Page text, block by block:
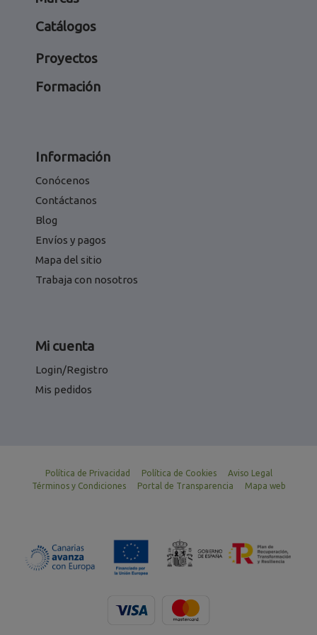
Catálogos
Proyectos
Formación
Información
Conócenos
Contáctanos
Blog
Envíos y pagos
Mapa del sitio
Trabaja con nosotros
Mi cuenta
Login/Registro
Mis pedidos
Política de Privacidad Política de Cookies
Aviso Legal
Términos y Condiciones
Portal de Transparencia Mapa web